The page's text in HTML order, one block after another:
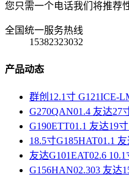
您只需一个电话我们将推荐
全国统一服务热线
15382323032
产品动态
群创12.1寸 G121ICE-
G270QAN01.4 友达27
G190ETT01.1 友达19
18.5寸G185HAT01.1
友达G101EAT02.6
G156HAN02.303 友达